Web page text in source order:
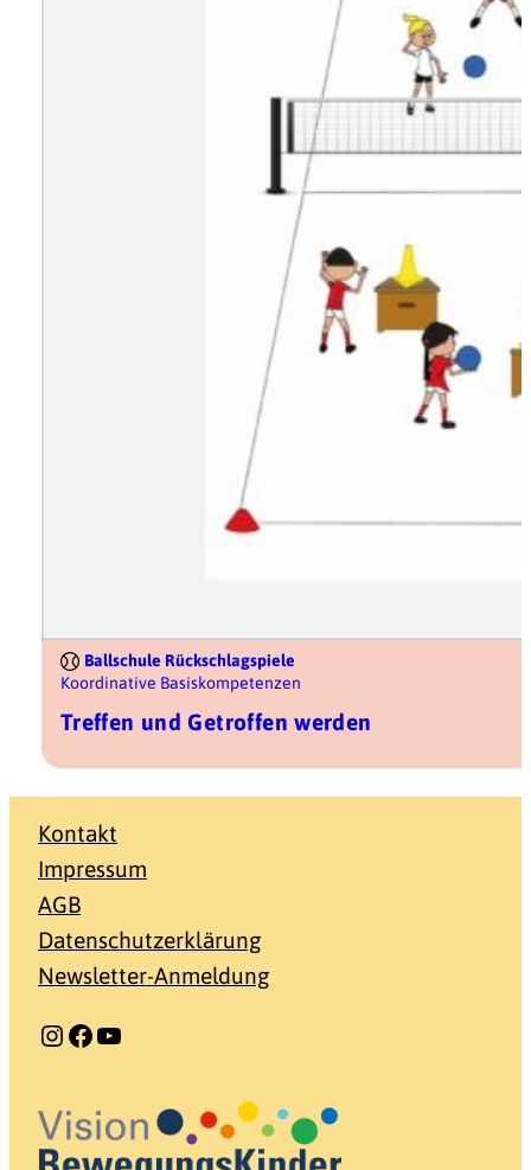
Ballschule Rückschlagspiele
Koordinative Basiskompetenzen
Treffen und Getroffen werden
Kontakt
Impressum
AGB
Datenschutzerklärung
Newsletter-Anmeldung
Instagram Facebook YouTube